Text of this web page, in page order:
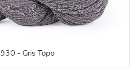
930 - Gris Topo